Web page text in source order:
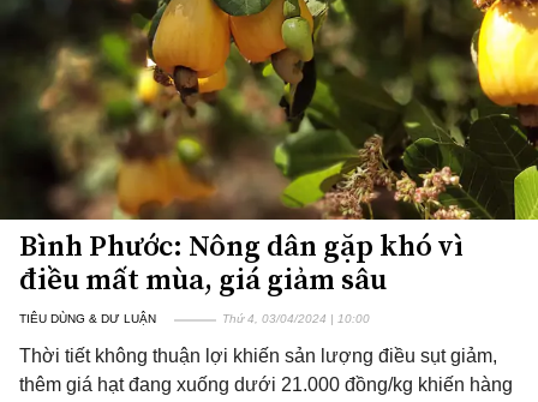
Bình Phước: Nông dân gặp khó vì
điều mất mùa, giá giảm sâu
TIÊU DÙNG & DƯ LUẬN Thứ 4, 03/04/2024 | 10:00
Thời tiết không thuận lợi khiến sản lượng điều sụt giảm,
thêm giá hạt đang xuống dưới 21.000 đồng/kg khiến hàng